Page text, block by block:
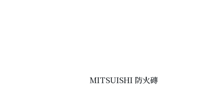
MITSUISHI 防火磚